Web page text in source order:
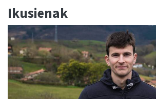
Ikusienak